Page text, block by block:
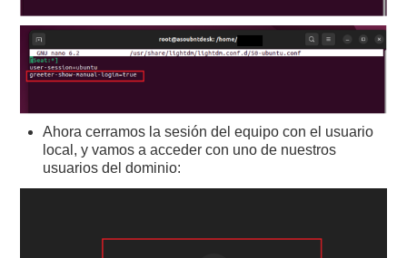
Ahora cerramos la sesión del equipo con el usuario
local, y vamos a acceder con uno de nuestros
usuarios del dominio: